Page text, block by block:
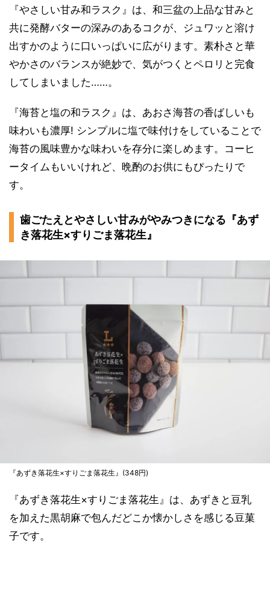
『やさしい甘み和ラスク』は、和三盆の上品な甘みと
共に発酵バターの深みのあるコクが、ジュワッと溶け
出すかのように口いっぱいに広がります。素朴さと華
やかさのバランスが絶妙で、気がつくとペロリと完食
してしまいました……。
『海苔と塩の和ラスク』は、あおさ海苔の香ばしいも
味わいも濃厚! シンプルに塩で味付けをしていることで
海苔の風味豊かな味わいを存分に楽しめます。コーヒ
ータイムもいいけれど、晩酌のお供にもぴったりで
す。
歯ごたえとやさしい甘みがやみつきになる『あず
き落花生×すりごま落花生』
『あずき落花生×すりごま落花生』(348円)
『あずき落花生×すりごま落花生』は、あずきと豆乳
を加えた黒胡麻で包んだどこか懐かしさを感じる豆菓
子です。